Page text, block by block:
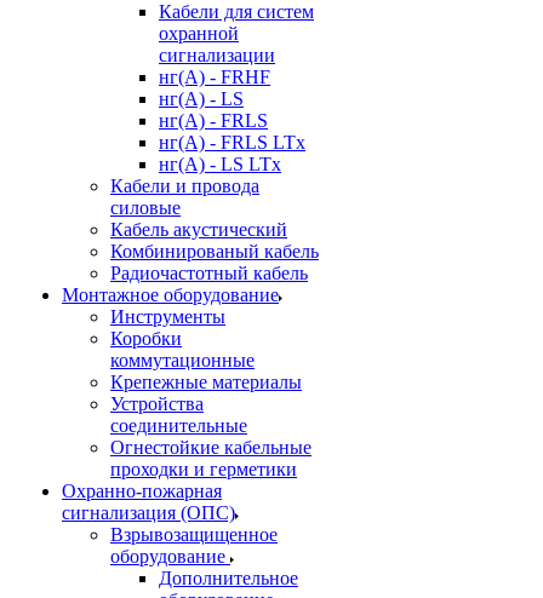
Кабели для систем
охранной
сигнализации
нг(A) - FRHF
нг(A) - LS
нг(А) - FRLS
нг(А) - FRLS LTx
нг(А) - LS LTx
Кабели и провода
силовые
Кабель акустический
Комбинированый кабель
Радиочастотный кабель
Монтажное оборудование
Инструменты
Коробки
коммутационные
Крепежные материалы
Устройства
соединительные
Огнестойкие кабельные
проходки и герметики
Охранно-пожарная
сигнализация (ОПС)
Взрывозащищенное
оборудование
Дополнительное